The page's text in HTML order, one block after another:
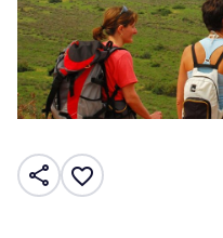
share favorite_border